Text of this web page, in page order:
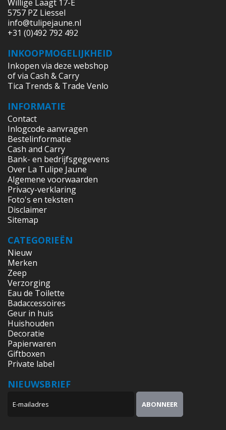
Willige Laagt 17-E
5757 PZ Liessel
info@tulipejaune.nl
+31 (0)492 792 492
INKOOPMOGELIJKHEID
Inkopen via deze webshop
of via Cash & Carry
Tica Trends & Trade Venlo
INFORMATIE
Contact
Inlogcode aanvragen
Bestelinformatie
Cash and Carry
Bank- en bedrijfsgegevens
Over La Tulipe Jaune
Algemene voorwaarden
Privacy-verklaring
Foto's en teksten
Disclaimer
Sitemap
CATEGORIEËN
Nieuw
Merken
Zeep
Verzorging
Eau de Toilette
Badaccessoires
Geur in huis
Huishouden
Decoratie
Papierwaren
Giftboxen
Private label
NIEUWSBRIEF